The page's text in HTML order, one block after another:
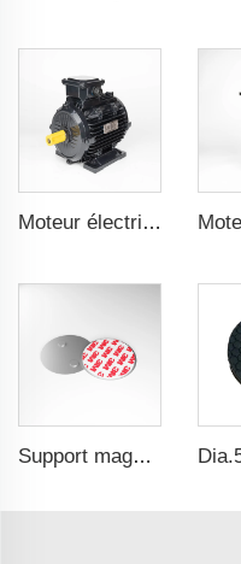
Moteur électrique pour machine textile 1,1kW-30kW
Support magnétique de haute qualité, diamètre 40, kit d'assemblage magnétique pour détecteur de fumée